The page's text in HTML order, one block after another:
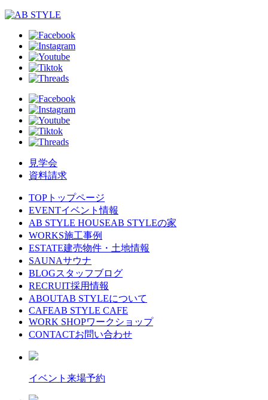
見学会
資料請求
TOP トップページ
EVENTイベント情報
AB STYLE HOUSEAB STYLEの家
WORKS施工事例
ESTATE建売物件・土地情報
SAUNAサウナ
BLOGスタッフブログ
RECRUIT採用情報
ABOUTAB STYLEについて
CAFEAB STYLE CAFE
WORK SHOPワークショップ
CONTACTお問い合わせ
イベント来場予約